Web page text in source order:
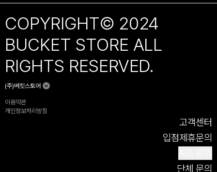
COPYRIGHT© 2024
BUCKET STORE ALL
RIGHTS RESERVED.
(주)버킷스토어
이용약관
개인정보처리방침
고객센터
입점제휴문의
단체 문의